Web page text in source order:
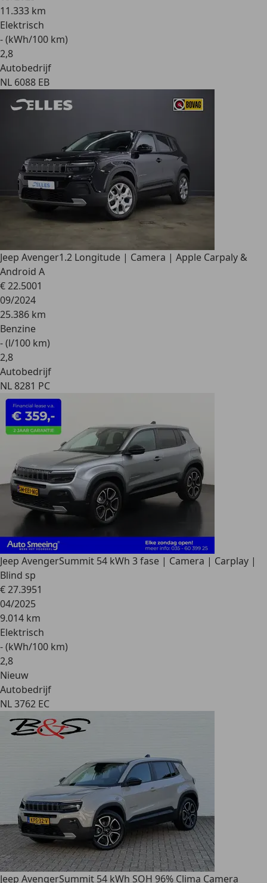
11.333 km
Elektrisch
- (kWh/100 km)
2,8
Autobedrijf
NL 6088 EB
Jeep Avenger1.2 Longitude | Camera | Apple Carpaly &
Android A
€ 22.5001
09/2024
25.386 km
Benzine
- (l/100 km)
2,8
Autobedrijf
NL 8281 PC
Jeep AvengerSummit 54 kWh 3 fase | Camera | Carplay |
Blind sp
€ 27.3951
04/2025
9.014 km
Elektrisch
- (kWh/100 km)
2,8
Nieuw
Autobedrijf
NL 3762 EC
Jeep AvengerSummit 54 kWh SOH 96% Clima Camera